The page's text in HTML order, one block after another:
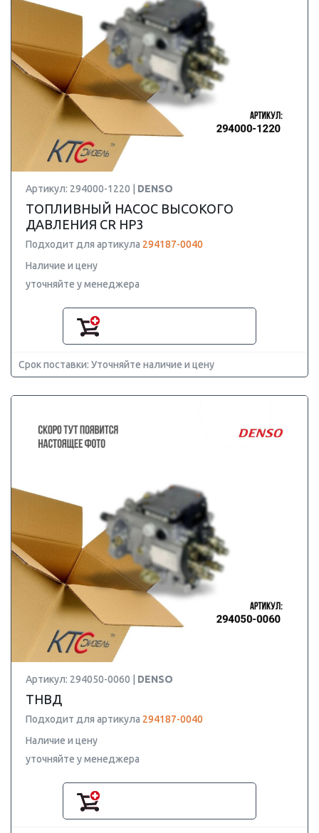
Артикул: 294000-1220 | DENSO
ТОПЛИВНЫЙ НАСОС ВЫСОКОГО
ДАВЛЕНИЯ CR HP3
Подходит для артикула 294187-0040
Наличие и цену
уточняйте у менеджера
Срок поставки: Уточняйте наличие и цену
Артикул: 294050-0060 | DENSO
ТНВД
Подходит для артикула 294187-0040
Наличие и цену
уточняйте у менеджера